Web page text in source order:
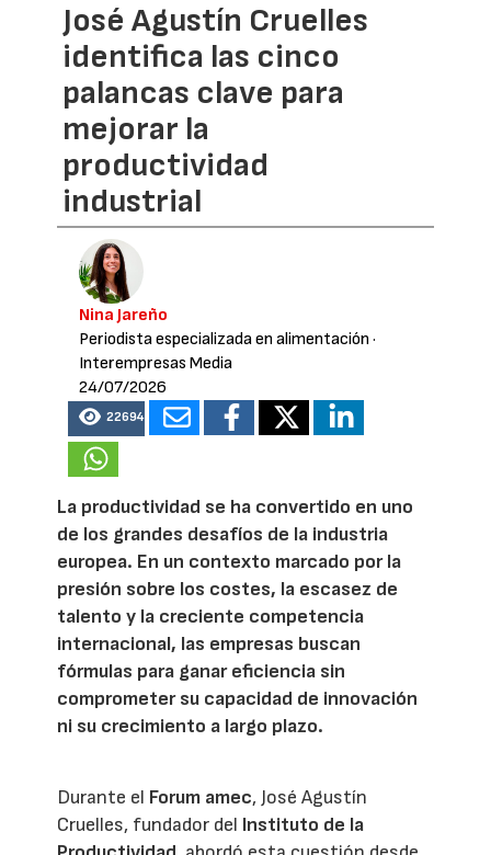
José Agustín Cruelles
identifica las cinco
palancas clave para
mejorar la
productividad
industrial
Nina Jareño
Periodista especializada en alimentación ·
Interempresas Media
24/07/2026
22694
La productividad se ha convertido en uno
de los grandes desafíos de la industria
europea. En un contexto marcado por la
presión sobre los costes, la escasez de
talento y la creciente competencia
internacional, las empresas buscan
fórmulas para ganar eficiencia sin
comprometer su capacidad de innovación
ni su crecimiento a largo plazo.
Durante el Forum amec, José Agustín
Cruelles, fundador del Instituto de la